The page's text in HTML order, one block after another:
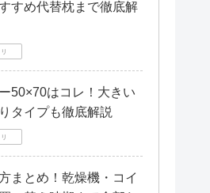
すめ代替枕まで徹底解
50×70はコレ！大きい
タイプも徹底解説
まとめ！乾燥機・コイ